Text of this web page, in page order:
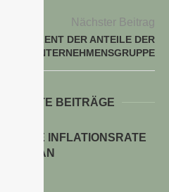
Nächster Beitrag
PROZENT DER ANTEILE DER
UNTERNEHMENSGRUPPE
BEITRÄGE
DIE INFLATIONSRATE
2026 AN